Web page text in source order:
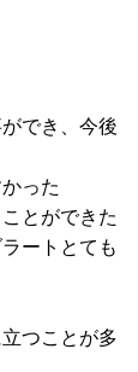
でき、今後
った
とができた
ートとても
つことが多